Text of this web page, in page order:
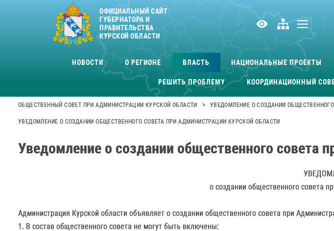
ОФИЦИАЛЬНЫЙ САЙТ
ГУБЕРНАТОРА И
ПРАВИТЕЛЬСТВА
КУРСКОЙ ОБЛАСТИ
НОВОСТИ О РЕГИОНЕ ВЛАСТЬ НАЦИОНАЛЬНЫЕ ПРОЕКТЫ
РЕШИТЬ ПРОБЛЕМУ КООРДИНАЦИОННЫЙ
ОБЩЕСТВЕННЫЙ СОВЕТ ПРИ АДМИНИСТРАЦИИ КУРСКОЙ ОБЛАСТИ > УВЕДОМЛЕНИЕ О СОЗДАНИИ
УВЕДОМЛЕНИЕ О СОЗДАНИИ ОБЩЕСТВЕННОГО СОВЕТА ПРИ АДМИНИСТРАЦИИ КУРСКОЙ ОБЛАСТИ
Уведомление о создании общественного совета
о создании общественного совета
Администрация Курской области объявляет о создании общественного совета при
1. В состав общественного совета не могут быть включены: